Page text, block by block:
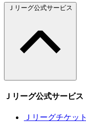
Ｊリーグ公式サービス
Ｊリーグ公式サービス
Ｊリーグチケット